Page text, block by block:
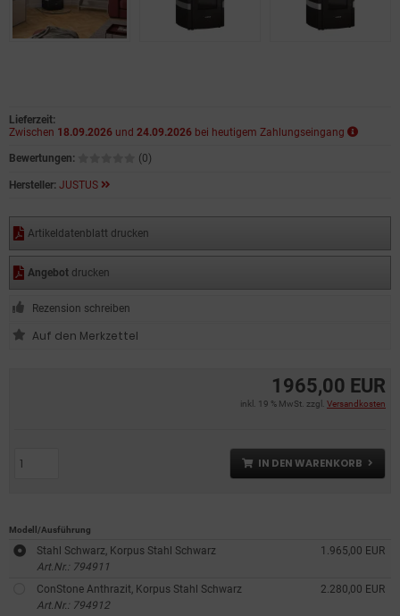
1965,00 EUR
inkl. 19 % MwSt. zzgl. Versandkosten
IN DEN WARENKORB
Lieferzeit:
Zwischen 18.09.2026 und 24.09.2026 bei heutigem Zahlungseingang
Bewertungen: (0)
Hersteller: JUSTUS
Artikeldatenblatt drucken
Angebot drucken
Rezension schreiben
Modell/Ausführung
Stahl Schwarz, Korpus Stahl Schwarz
1.965,00 EUR
Art.Nr.: 794911
ConStone Anthrazit, Korpus Stahl Schwarz
2.280,00 EUR
Art.Nr.: 794912